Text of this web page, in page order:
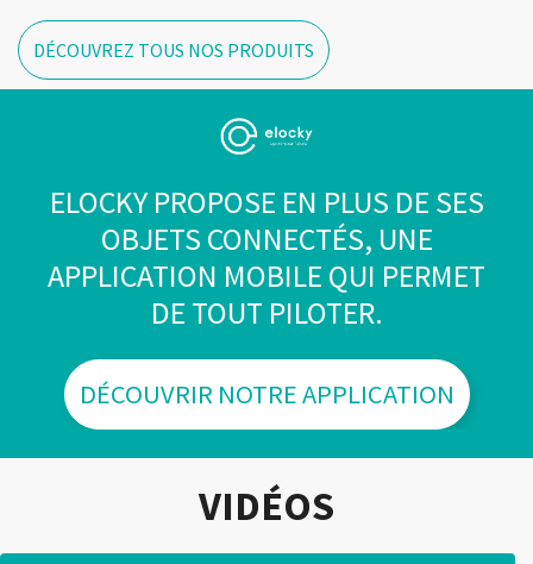
DÉCOUVREZ TOUS NOS PRODUITS
ELOCKY PROPOSE EN PLUS DE SES
OBJETS CONNECTÉS, UNE
APPLICATION MOBILE QUI PERMET
DE TOUT PILOTER.
DÉCOUVRIR NOTRE APPLICATION
VIDÉOS